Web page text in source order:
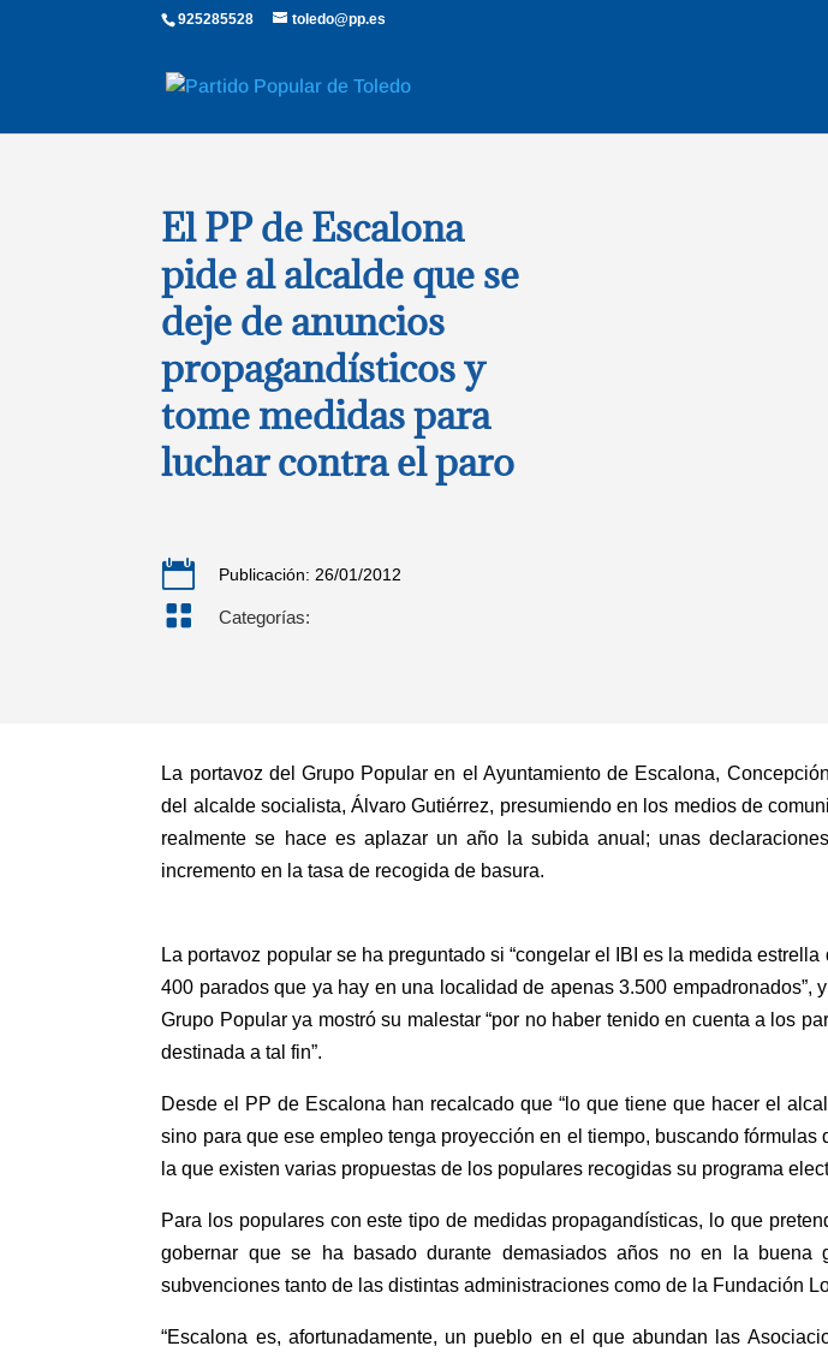
925285528 toledo@pp.es
El PP de Escalona
pide al alcalde que se
deje de anuncios
propagandísticos y
tome medidas para
luchar contra el paro
 Publicación: 26/01/2012
 Categorías:
La portavoz del Grupo Popular en el Ayuntamiento de Escalona,
del alcalde socialista, Álvaro Gutiérrez, presumiendo en los medios de
realmente se hace es aplazar un año la subida anual; unas
incremento en la tasa de recogida de basura.
La portavoz popular se ha preguntado si “congelar el IBI es la medida
400 parados que ya hay en una localidad de apenas 3.500
Grupo Popular ya mostró su malestar “por no haber tenido en cuenta a los
destinada a tal fin”.
Desde el PP de Escalona han recalcado que “lo que tiene que hacer el
sino para que ese empleo tenga proyección en el tiempo, buscando
la que existen varias propuestas de los populares recogidas su programa
Para los populares con este tipo de medidas propagandísticas, lo que
gobernar que se ha basado durante demasiados años no en la
subvenciones tanto de las distintas administraciones como de la Fundación
“Escalona es, afortunadamente, un pueblo en el que abundan las